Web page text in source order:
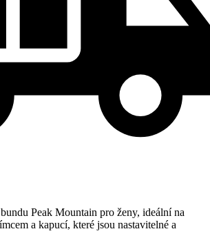
Peak Mountain pro ženy, ideální na
a kapucí, které jsou nastavitelné a